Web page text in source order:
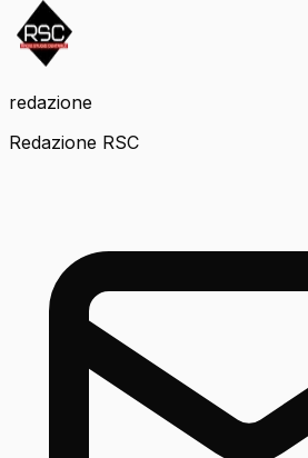
redazione
Redazione RSC